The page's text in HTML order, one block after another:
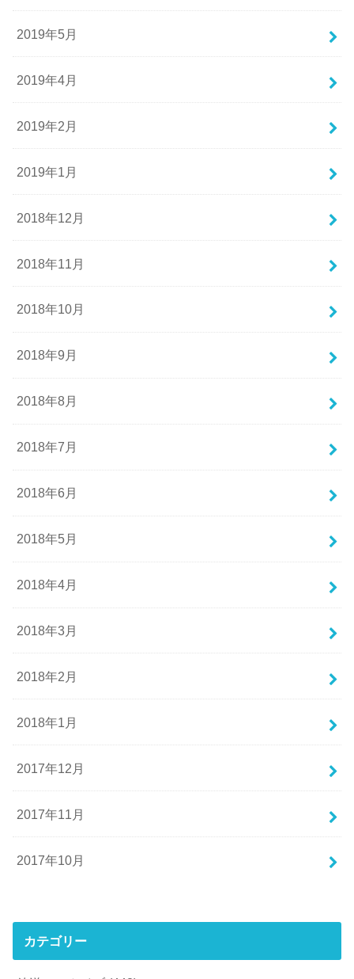
2019年5月
2019年4月
2019年2月
2019年1月
2018年12月
2018年11月
2018年10月
2018年9月
2018年8月
2018年7月
2018年6月
2018年5月
2018年4月
2018年3月
2018年2月
2018年1月
2017年12月
2017年11月
2017年10月
カテゴリー